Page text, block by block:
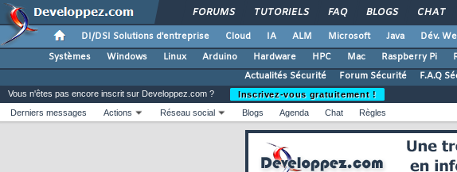
FORUMS TUTORIELS FAQ BLOGS CHAT
DI/DSI Solutions d'entreprise Cloud IA ALM Microsoft Java Dév.
Systèmes
Windows Linux Arduino Hardware HPC Mac Raspberry Pi
Actualités Sécurité
Forum Sécurité F.A.Q
Vous n'êtes pas encore inscrit sur Developpez.com ?
Inscrivez-vous gratuitement !
Derniers messages
Actions Réseau social Blogs Agenda Chat Règles